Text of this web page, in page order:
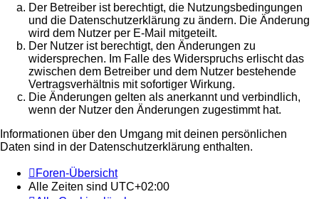
Der Betreiber ist berechtigt, die Nutzungsbedingungen
und die Datenschutzerklärung zu ändern. Die Änderung
wird dem Nutzer per E-Mail mitgeteilt.
Der Nutzer ist berechtigt, den Änderungen zu
widersprechen. Im Falle des Widerspruchs erlischt das
zwischen dem Betreiber und dem Nutzer bestehende
Vertragsverhältnis mit sofortiger Wirkung.
Die Änderungen gelten als anerkannt und verbindlich,
wenn der Nutzer den Änderungen zugestimmt hat.
Informationen über den Umgang mit deinen persönlichen
Daten sind in der Datenschutzerklärung enthalten.
Foren-Übersicht
Alle Zeiten sind UTC+02:00